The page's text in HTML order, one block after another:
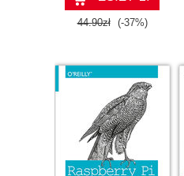
44.90zł (-37%)